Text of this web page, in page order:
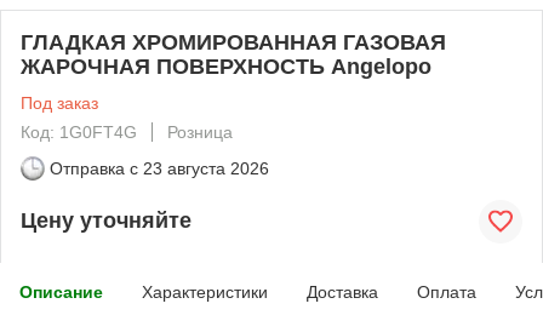
ГЛАДКАЯ ХРОМИРОВАННАЯ ГАЗОВАЯ
ЖАРОЧНАЯ ПОВЕРХНОСТЬ Angelopo
Под заказ
Код: 1G0FT4G
Розница
Отправка с 23 августа 2026
Цену уточняйте
Описание Характеристики Доставка Оплата